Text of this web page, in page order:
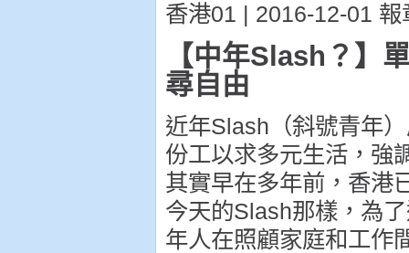
香港01 | 2016-12-01 報
【中年Slash？】
尋自由
近年Slash（斜號青年
份工以求多元生活，強
其實早在多年前，香
今天的Slash那樣，為
年人在照顧家庭和工作